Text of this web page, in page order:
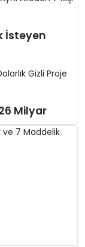
İsteyen
Milyar